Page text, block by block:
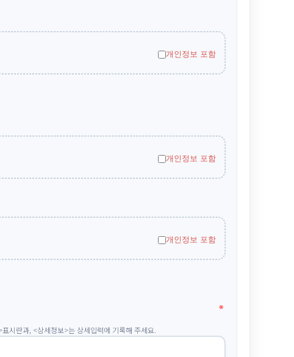
개인정보 포함
개인정보 포함
개인정보 포함
시란과, <상세정보>는 상세입력에 기록해 주세요.